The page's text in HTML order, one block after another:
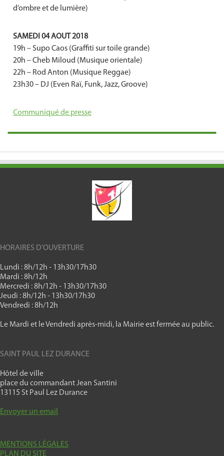
d’ombre et de lumière)
SAMEDI 04 AOUT 2018
19h – Supo Caos (Graffiti sur toile grande)
20h – Cheb Miloud (Musique orientale)
22h – Rod Anton (Musique Reggae)
23h30 – DJ (Even Raï, Funk, Jazz, Groove)
Communiqué de presse
HORAIRES D’OUVERTURE
Lundi : 8h/12h - 13h30/17h30
Mardi : 8h/12h
Mercredi : 8h/12h - 13h30/17h30
Jeudi : 8h/12h - 13h30/17h30
Vendredi : 8h/12h
Le Mardi et le Vendredi après-midi, la Mairie est fermée au public.
SAINT PAUL LEZ DURANCE
Hôtel de ville
place du commandant Jean Santini
13115 St Paul Lez Durance
Envoyer un email
MENTIONS LÉGALES
PLAN DU SITE